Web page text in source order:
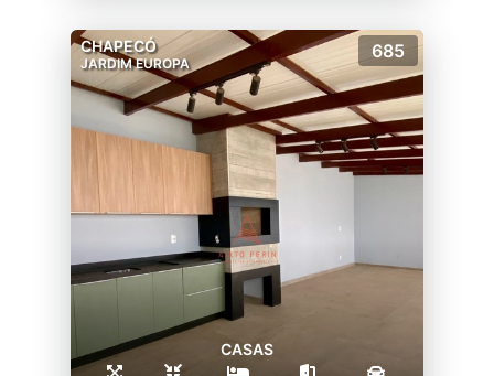
CHAPECÓ
JARDIM EUROPA
685
CASAS